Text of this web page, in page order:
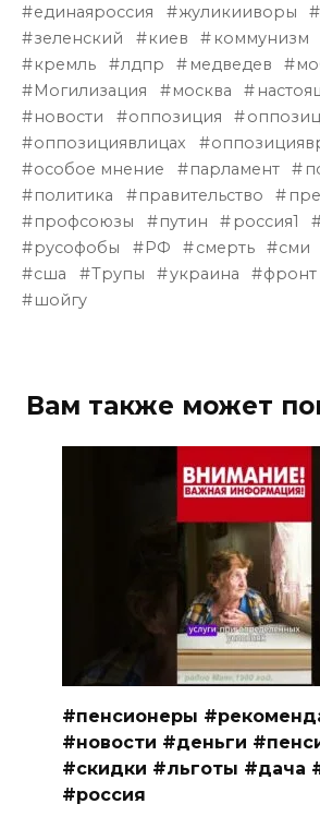
единаяроссия
жуликииворы
зеленский
киев коммунизм
кремль
лдпр медведев
Могилизация
москва
новости
оппозиция
оппозициявлицах
особое мнение
парламент
политика
правительство
профсоюзы
путин россия1
русофобы
РФ смерть сми
сша
Трупы украина фронт
шойгу
Вам также может
#пенсионеры
#новости #деньги
#скидки #льготы #дача
#россия